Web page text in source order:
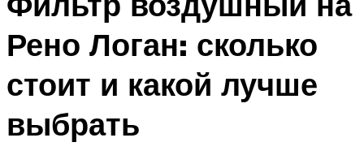
Рено Логан: сколько
стоит и какой лучше
выбрать